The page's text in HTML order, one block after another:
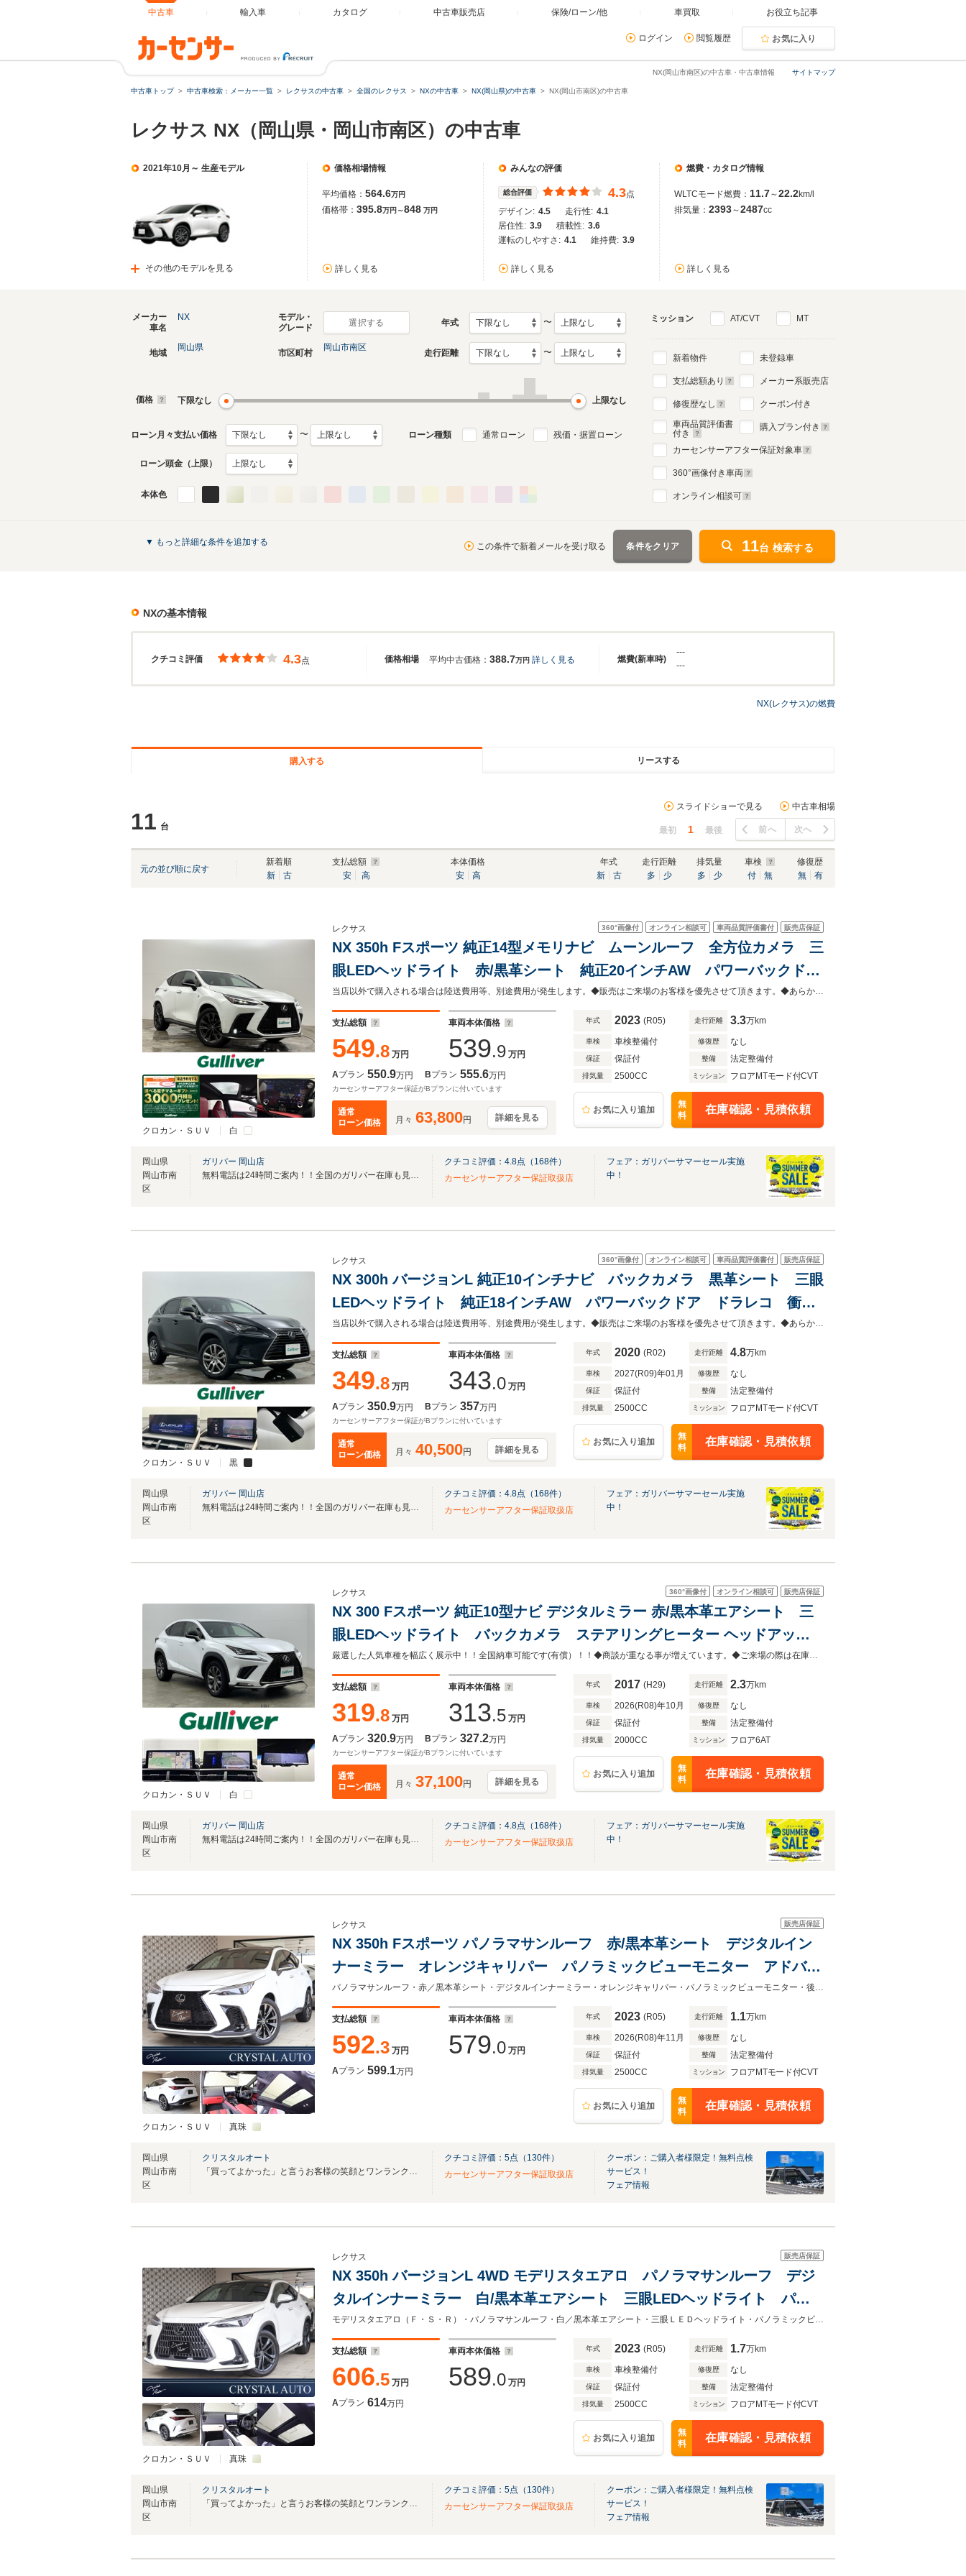
中古車 輸入車 カタログ 中古車販売店 保険/ローン/他 車買取 お役立ち記事
ログイン 閲覧履歴 お気に入り
サイトマップ
NX(岡山市南区)の中古車・中古車情報
中古車トップ 中古車検索：メーカー一覧 レクサスの中古車 全国のレクサス NXの中古車 NX(岡山県)の中古車 NX(岡山市南区)の中古車
レクサス NX（岡山県・岡山市南区）の中古車
2021年10月～ 生産モデル
その他のモデルを見る
価格相場情報
平均価格： 564.6万円
価格帯： 395.8万円～848 万円
詳しく見る
みんなの評価
総合評価 4.3点
デザイン: 4.5 走行性: 4.1
居住性: 3.9 積載性: 3.6
運転のしやすさ: 4.1 維持費: 3.9
詳しく見る
燃費・カタログ情報
WLTCモード燃費： 11.7～22.2km/l
排気量： 2393～2487cc
詳しく見る
NXのカタログを見る
メーカー
車名
NX
モデル・
グレード
選択する 年式 〜
地域
岡山県
市区町村
岡山市南区
走行距離 〜
価格 下限なし 上限なし
ローン月々支払い価格 〜 ローン種類 通常ローン 残価・据置ローン
ローン頭金（上限）
本体色
ミッション AT/CVT MT
新着物件
支払総額あり
修復歴なし
車両品質評価書
付き
未登録車
メーカー系販売店
クーポン付き
購入プラン付き
カーセンサーアフター保証対象車
360°画像付き車両
オンライン相談可
▼ もっと詳細な条件を追加する この条件で新着メールを受け取る 条件をクリア 11台 検索する
NXの基本情報
クチコミ評価 価格相場 燃費(新車時)
4.3点 平均中古価格： 388.7万円 詳しく見る
---
---
NX(レクサス)の燃費
購入する リースする
11 台
スライドショーで見る 中古車相場
最初 1 最後 前へ 次へ
元の並び順に戻す
新着順
新
古
支払総額
安
高
本体価格
安
高
年式
新
古
走行距離
多
少
排気量
多
少
車検
付
無
修復歴
無
有
クロカン・ＳＵＶ 白
360°画像付 オンライン相談可 車両品質評価書付 販売店保証
レクサス
NX 350h Fスポーツ 純正14型メモリナビ ムーンルーフ 全方位カメラ 三
眼LEDヘッドライト 赤/黒革シート 純正20インチAW パワーバックド
ア ビルトインETC2.0 追従型クルーズコントロール ブラインドスポッ
トモニター 衝突軽減
当店以外で購入される場合は陸送費用等、別途費用が発生します。◆販売はご来場のお客様を優先させて頂きます。◆あらかじめご確認下さい※販売は一般のお客様に限ります
支払総額
549.8 万円
車両本体価格
539.9 万円
Aプラン 550.9万円 Bプラン 555.6万円
カーセンサーアフター保証がBプランに付いています
通常
ローン価格
月々 63,800円 詳細を見る
年式 2023 (R05) 走行距離 3.3万km
車検 車検整備付 修復歴 なし
保証 保証付 整備 法定整備付
排気量 2500CC ミッション フロアMTモード付CVT
お気に入り追加
無
料
在庫確認・見積依頼
岡山県
岡山市南
区
ガリバー 岡山店
無料電話は24時間ご案内！！全国のガリバー在庫も見たい方は一括照会が可能です！
クチコミ評価： 4.8点（ 168件）
カーセンサーアフター保証取扱店
フェア：ガリバーサマーセール実施
中！
クロカン・ＳＵＶ 黒
360°画像付 オンライン相談可 車両品質評価書付 販売店保証
レクサス
NX 300h バージョンL 純正10インチナビ バックカメラ 黒革シート 三眼
LEDヘッドライト 純正18インチAW パワーバックドア ドラレコ 衝突
軽減ブレーキ レーダークルーズ ETC2.0 コーナーセンサー パワーシ
ート エアシート
当店以外で購入される場合は陸送費用等、別途費用が発生します。◆販売はご来場のお客様を優先させて頂きます。◆あらかじめご確認下さい※販売は一般のお客様に限ります
支払総額
349.8 万円
車両本体価格
343.0 万円
Aプラン 350.9万円 Bプラン 357万円
カーセンサーアフター保証がBプランに付いています
通常
ローン価格
月々 40,500円 詳細を見る
年式 2020 (R02) 走行距離 4.8万km
車検 2027(R09)年01月 修復歴 なし
保証 保証付 整備 法定整備付
排気量 2500CC ミッション フロアMTモード付CVT
お気に入り追加
無
料
在庫確認・見積依頼
岡山県
岡山市南
区
ガリバー 岡山店
無料電話は24時間ご案内！！全国のガリバー在庫も見たい方は一括照会が可能です！
クチコミ評価： 4.8点（ 168件）
カーセンサーアフター保証取扱店
フェア：ガリバーサマーセール実施
中！
クロカン・ＳＵＶ 白
360°画像付 オンライン相談可 販売店保証
レクサス
NX 300 Fスポーツ 純正10型ナビ デジタルミラー 赤/黒本革エアシート 三
眼LEDヘッドライト バックカメラ ステアリングヒーター ヘッドアップ
ディスプレイ ブラインドスポットモニター シートヒーター ドラレコ 衝突軽
減
厳選した人気車種を幅広く展示中！！全国納車可能です(有償）！！◆商談が重なる事が増えています。◆ご来場の際は在庫の有無をご確認ください。
支払総額
319.8 万円
車両本体価格
313.5 万円
Aプラン 320.9万円 Bプラン 327.2万円
カーセンサーアフター保証がBプランに付いています
通常
ローン価格
月々 37,100円 詳細を見る
年式 2017 (H29) 走行距離 2.3万km
車検 2026(R08)年10月 修復歴 なし
保証 保証付 整備 法定整備付
排気量 2000CC ミッション フロア6AT
お気に入り追加
無
料
在庫確認・見積依頼
岡山県
岡山市南
区
ガリバー 岡山店
無料電話は24時間ご案内！！全国のガリバー在庫も見たい方は一括照会が可能です！
クチコミ評価： 4.8点（ 168件）
カーセンサーアフター保証取扱店
フェア：ガリバーサマーセール実施
中！
クロカン・ＳＵＶ 真珠
販売店保証
レクサス
NX 350h Fスポーツ パノラマサンルーフ 赤/黒本革シート デジタルイン
ナーミラー オレンジキャリパー パノラミックビューモニター アドバン
ストパーク 後席電動リクライニング パワーバックドア ブラインドスポ
ットモニター
パノラマサンルーフ・赤／黒本革シート・デジタルインナーミラー・オレンジキャリパー・パノラミックビューモニター・後席電動シート・パワーバックドア・ブラインドスポットモニター
支払総額
592.3 万円
車両本体価格
579.0 万円
Aプラン 599.1万円
年式 2023 (R05) 走行距離 1.1万km
車検 2026(R08)年11月 修復歴 なし
保証 保証付 整備 法定整備付
排気量 2500CC ミッション フロアMTモード付CVT
お気に入り追加
無
料
在庫確認・見積依頼
岡山県
岡山市南
区
クリスタルオート
「買ってよかった」と言うお客様の笑顔とワンランク上のサービスを求めて・・・
クチコミ評価： 5点（ 130件）
カーセンサーアフター保証取扱店
クーポン：ご購入者様限定！無料点検
サービス！
フェア情報
クロカン・ＳＵＶ 真珠
販売店保証
レクサス
NX 350h バージョンL 4WD モデリスタエアロ パノラマサンルーフ デジ
タルインナーミラー 白/黒本革エアシート 三眼LEDヘッドライト パノ
ラミックビュモニター パワーバックドア ブラインドスポットモニター
純正前後ドラレコ
モデリスタエアロ（Ｆ・Ｓ・Ｒ）・パノラマサンルーフ・白／黒本革エアシート・三眼ＬＥＤヘッドライト・パノラミックビュモニター・デジタルインナーミラー・純正前後ドラレコ
支払総額
606.5 万円
車両本体価格
589.0 万円
Aプラン 614万円
年式 2023 (R05) 走行距離 1.7万km
車検 車検整備付 修復歴 なし
保証 保証付 整備 法定整備付
排気量 2500CC ミッション フロアMTモード付CVT
お気に入り追加
無
料
在庫確認・見積依頼
岡山県
岡山市南
区
クリスタルオート
「買ってよかった」と言うお客様の笑顔とワンランク上のサービスを求めて・・・
クチコミ評価： 5点（ 130件）
カーセンサーアフター保証取扱店
クーポン：ご購入者様限定！無料点検
サービス！
フェア情報